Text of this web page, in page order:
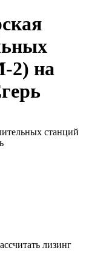
2) на
лизинг